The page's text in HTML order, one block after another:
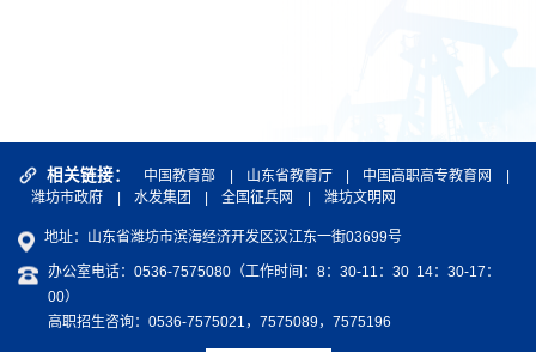
相关链接： 中国教育部 | 山东省教育厅 | 中国高职高专教育网
|
潍坊市政府
| 水发集团 | 全国征兵网 | 潍坊文明网
地址：山东省潍坊市滨海经济开发区汉江东一街03699号
办公室电话：0536-7575080（工作时间：8：30-11：30 14：30-17：
00）
高职招生咨询：0536-7575021，7575089，7575196